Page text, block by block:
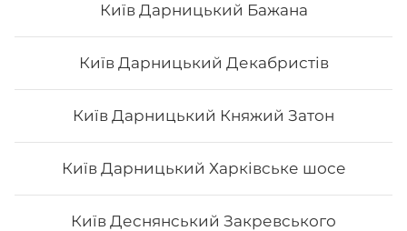
Київ Дарницький Бажана
Київ Дарницький Декабристів
Київ Дарницький Княжий Затон
Київ Дарницький Харківське шосе
Київ Деснянський Закревського